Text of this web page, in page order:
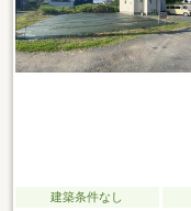
建築条件なし